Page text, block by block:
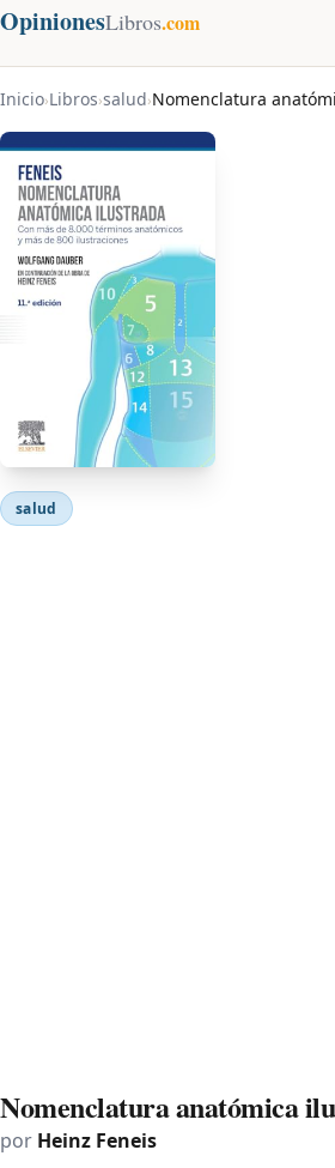
OpinionesLibros.com
Inicio›Libros›salud›Nomenclatura
salud
Nomenclatura anatómica
por Heinz Feneis